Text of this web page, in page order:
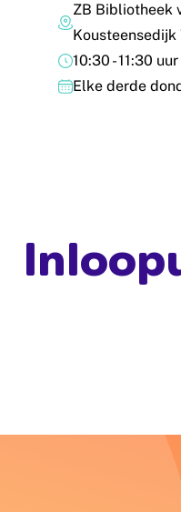
ZB Bibliotheek
Kousteensedijk
10:30 - 11:30 uur
Elke derde